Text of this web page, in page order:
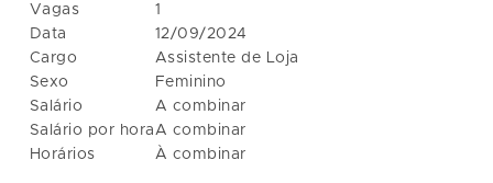
Vagas
Data
Cargo
Sexo
Salário
Salário por hora
Horários
1
12/09/2024
Assistente de Loja
Feminino
A combinar
A combinar
À combinar